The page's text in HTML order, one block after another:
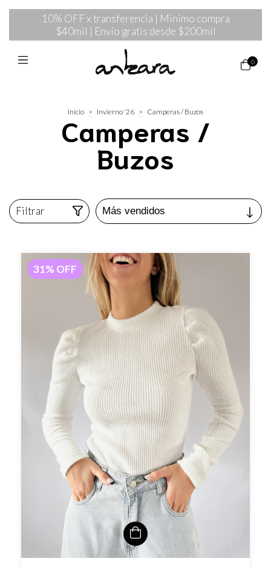
10% OFF x transferencia | Minimo compra
$40mil | Envío gratis desde $200mil
0
Inicio > Invierno '26 > Camperas / Buzos
Camperas /
Buzos
Filtrar
31% OFF